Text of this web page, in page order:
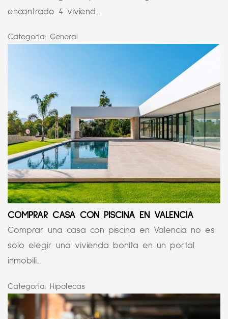
encontrado 4 viviend...
Categoría: General
COMPRAR CASA CON PISCINA EN VALENCIA
Comprar una casa con piscina en Valencia no es
solo elegir una vivienda bonita en un portal
inmobili...
Categoría: Hipotecas